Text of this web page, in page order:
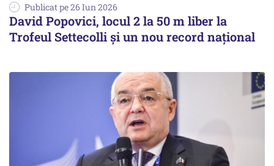
Publicat pe 26 Iun 2026
David Popovici, locul 2 la 50 m liber la
Trofeul Settecolli și un nou record național